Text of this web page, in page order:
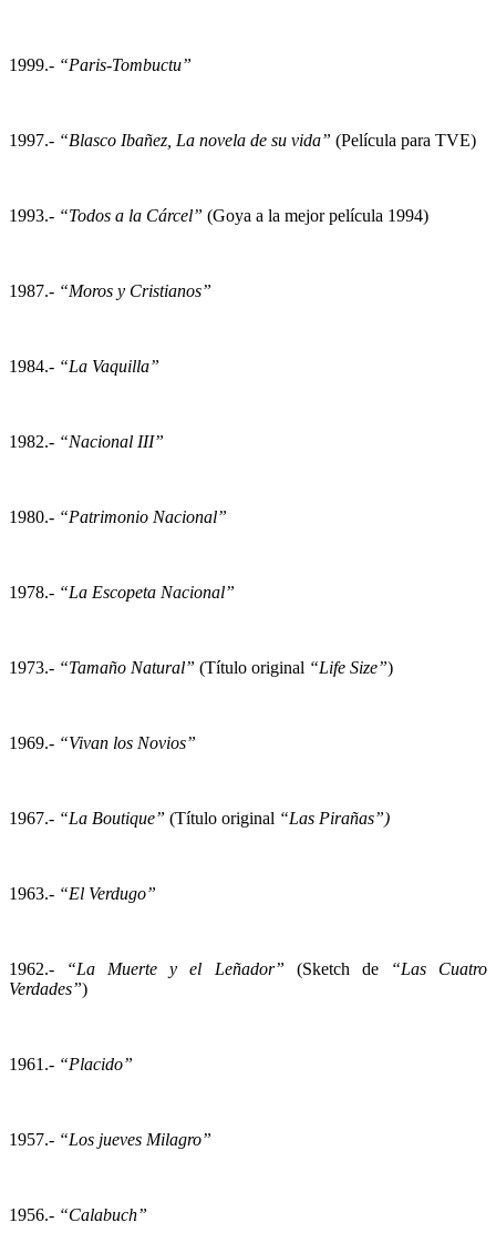
1999.- “Paris-Tombuctu”
1997.- “Blasco Ibañez, La novela de su vida” (Película para TVE)
1993.- “Todos a la Cárcel” (Goya a la mejor película 1994)
1987.- “Moros y Cristianos”
1984.- “La Vaquilla”
1982.- “Nacional III”
1980.- “Patrimonio Nacional”
1978.- “La Escopeta Nacional”
1973.- “Tamaño Natural” (Título original “Life Size”)
1969.- “Vivan los Novios”
1967.- “La Boutique” (Título original “Las Pirañas”)
1963.- “El Verdugo”
1962.- “La Muerte y el Leñador” (Sketch de
“Las Cuatro
Verdades”)
1961.- “Placido”
1957.- “Los jueves Milagro”
1956.- “Calabuch”